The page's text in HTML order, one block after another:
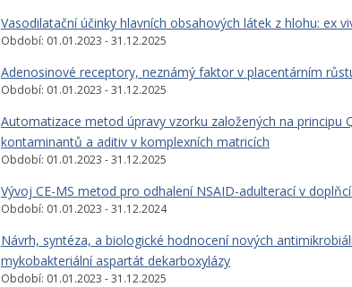
Vasodilatační účinky hlavních obsahových látek z hlohu: ex
Období: 01.01.2023 - 31.12.2025
Adenosinové receptory, neznámý faktor v placentárním
Období: 01.01.2023 - 31.12.2025
Automatizace metod úpravy vzorku založených na principu
kontaminantů a aditiv v komplexních matricích
Období: 01.01.2023 - 31.12.2025
Vývoj CE-MS metod pro odhalení NSAID-adulterací v
Období: 01.01.2023 - 31.12.2024
Návrh, syntéza, a biologické hodnocení nových
mykobakteriální aspartát dekarboxylázy
Období: 01.01.2023 - 31.12.2025